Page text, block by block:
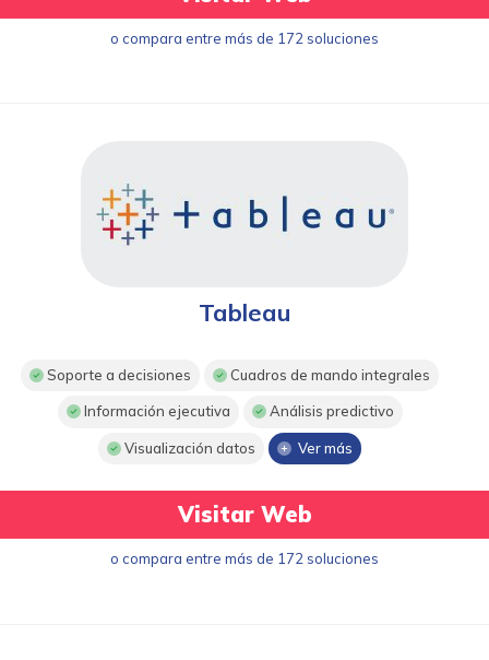
o compara entre más de 172 soluciones
Tableau
Soporte a decisiones Cuadros de mando integrales
Información ejecutiva Análisis predictivo
Visualización datos Ver más
Visitar Web
o compara entre más de 172 soluciones